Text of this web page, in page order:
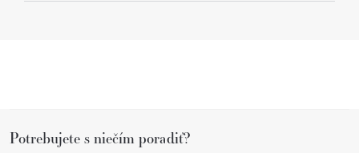
Potrebujete s niečím poradiť?